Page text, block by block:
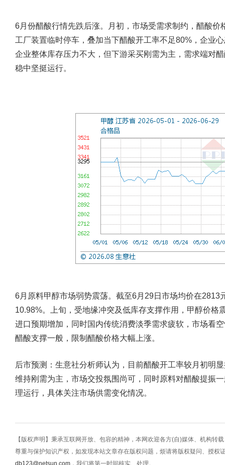
6月份醋酸行情先跌后涨。月初，市场受需求制约，醋酸
工厂装置临时停车，叠加当下醋酸开工率不足80%，企业
企业整体库存压力不大，但下游采买刚需为主，需求端对
稳中坚挺运行。
6月原料甲醇市场弱势震荡。截至6月29日市场均价在2813
10.98%。上旬，受地缘冲突及低库存支撑作用，甲醇价格
进口预期增加，同时国内传统消费淡季需求疲软，市场看
醋酸支撑一般，限制醋酸价格大幅上涨。
后市预测：生意社分析师认为，目前醋酸开工率较月初明
维持刚需为主，市场交投氛围尚可，同时原料对醋酸提振
理运行，具体关注市场供需变化情况。
【版权声明】秉承互联网开放、包容的精神，本网欢迎各方(自)媒体、机构转
尊重与保护知识产权，如发现本站文章存在版权问题，烦请将版权疑问、授权
db123@netsun.com ，我们将第一时间核实、处理。